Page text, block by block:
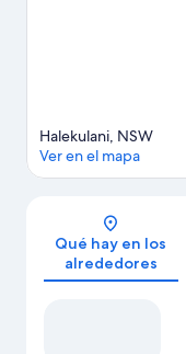
Halekulani, NSW
Ver en el mapa
Qué hay en los
alrededores